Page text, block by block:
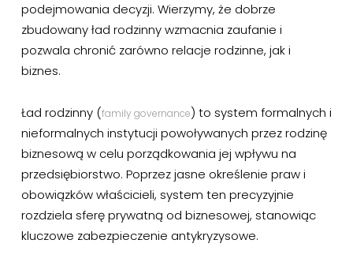
podejmowania decyzji. Wierzymy, że dobrze
zbudowany ład rodzinny wzmacnia zaufanie i
pozwala chronić zarówno relacje rodzinne, jak i
biznes.
Ład rodzinny (family governance) to system formalnych i
nieformalnych instytucji powoływanych przez rodzinę
biznesową w celu porządkowania jej wpływu na
przedsiębiorstwo. Poprzez jasne określenie praw i
obowiązków właścicieli, system ten precyzyjnie
rozdziela sferę prywatną od biznesowej, stanowiąc
kluczowe zabezpieczenie antykryzysowe.